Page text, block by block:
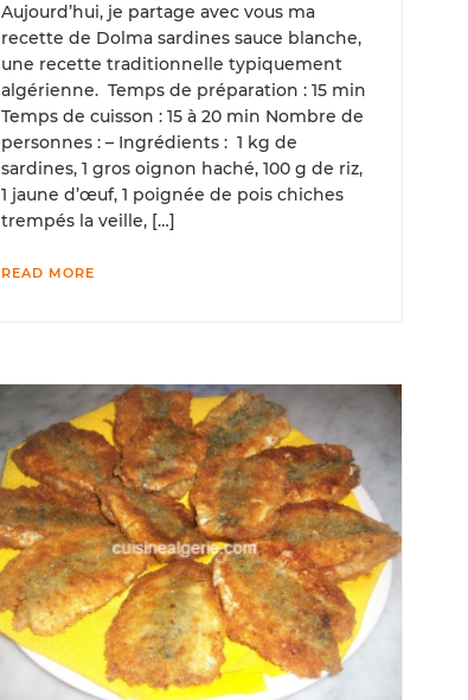
Aujourd’hui, je partage avec vous ma
recette de Dolma sardines sauce blanche,
une recette traditionnelle typiquement
algérienne. Temps de préparation : 15 min
Temps de cuisson : 15 à 20 min Nombre de
personnes : – Ingrédients : 1 kg de
sardines, 1 gros oignon haché, 100 g de riz,
1 jaune d’œuf, 1 poignée de pois chiches
trempés la veille, […]
READ MORE